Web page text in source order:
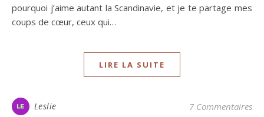
pourquoi j’aime autant la Scandinavie, et je te partage mes
coups de cœur, ceux qui…
LIRE LA SUITE
Leslie 7 Commentaires